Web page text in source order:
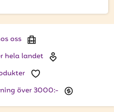
för att ta del av våra nyheter
oss
hela landet
över 3000:-